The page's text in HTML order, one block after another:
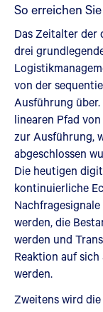
So erreichen
Das Zeitalter der
drei
von der
Ausführung
linearen Pfad
zur Ausführung,
abgeschlossen
Die heutigen
kontinuierliche
werden, die
werden und
Reaktion auf
werden.
Zweitens wird